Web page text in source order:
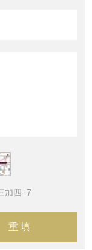
加四=7